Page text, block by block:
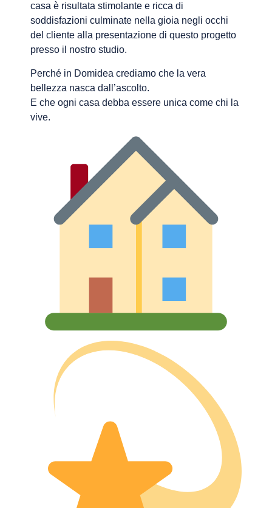
casa è risultata stimolante e ricca di
soddisfazioni culminate nella gioia negli occhi
del cliente alla presentazione di questo progetto
presso il nostro studio.
Perché in Domidea crediamo che la vera
bellezza nasca dall’ascolto.
E che ogni casa debba essere unica come chi la
vive.